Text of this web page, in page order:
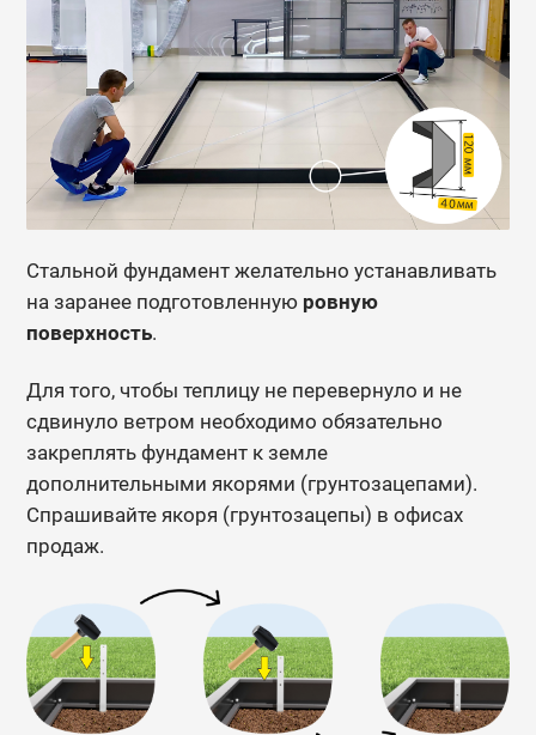
Стальной фундамент желательно устанавливать
на заранее подготовленную ровную
поверхность.
Для того, чтобы теплицу не перевернуло и не
сдвинуло ветром необходимо обязательно
закреплять фундамент к земле
дополнительными якорями (грунтозацепами).
Спрашивайте якоря (грунтозацепы) в офисах
продаж.